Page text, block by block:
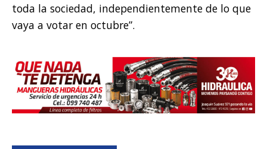
toda la sociedad, independientemente de lo que
vaya a votar en octubre”.